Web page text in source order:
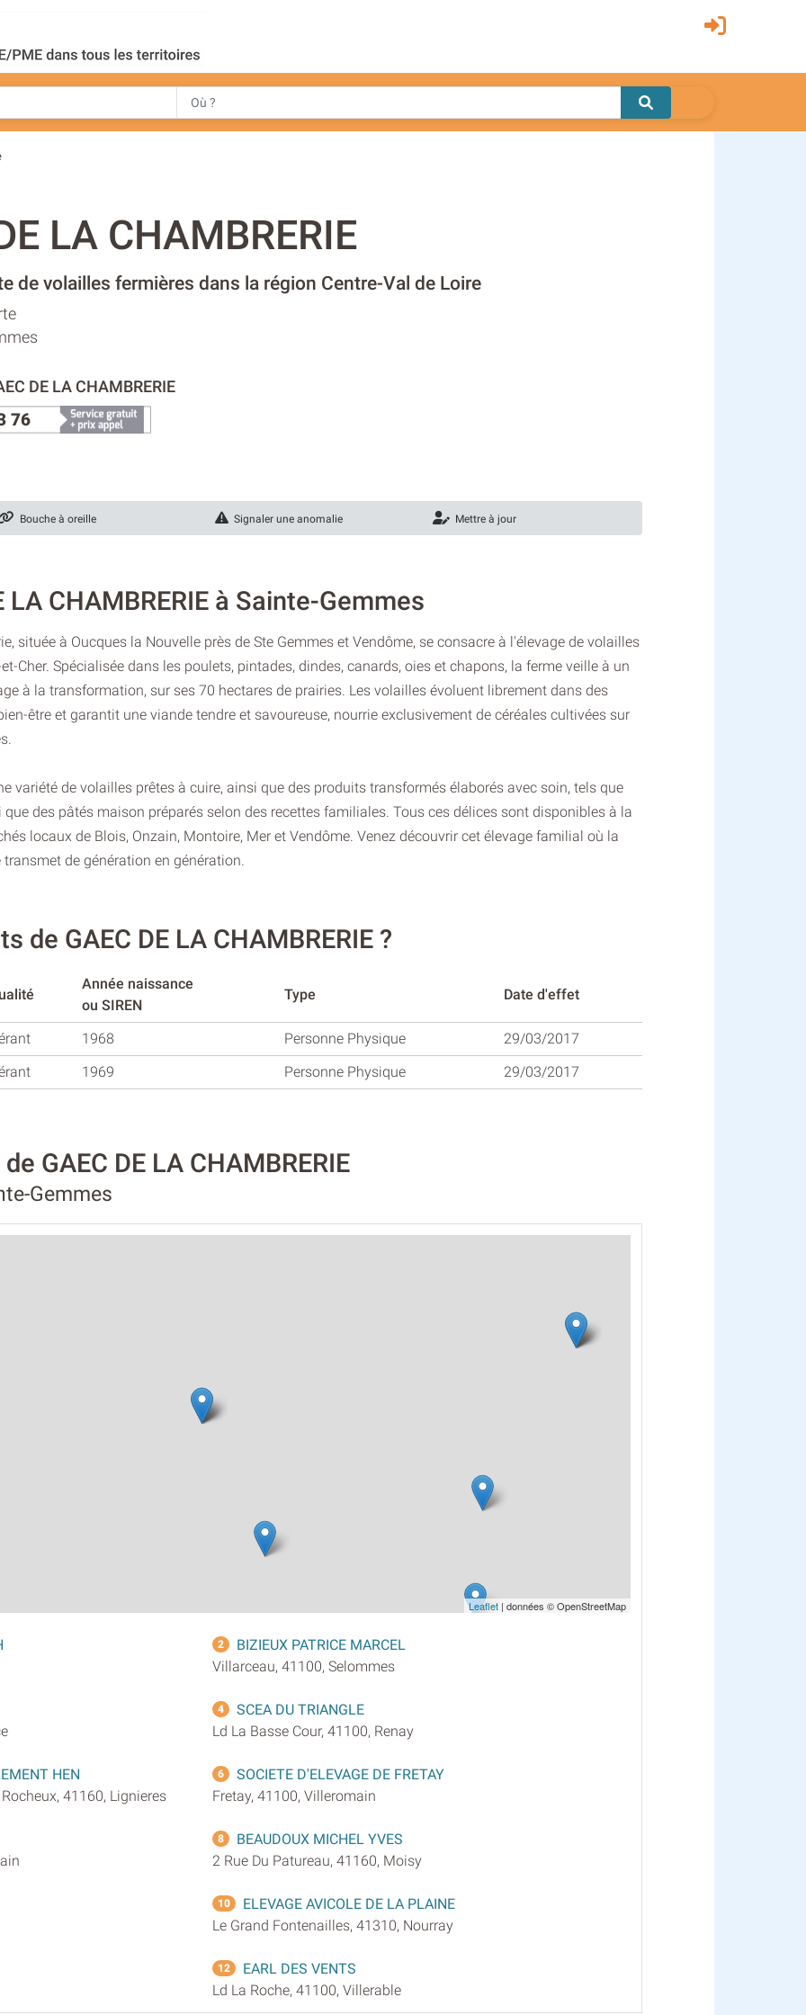
LA CHAMBRERIE
de volailles fermières dans la région Centre-Val de Loire
DE LA CHAMBRERIE
76
Bouche à oreille Signaler une anomalie Mettre à jour
LA CHAMBRERIE à Sainte-Gemmes
située à Oucques la Nouvelle près de Ste Gemmes et Vendôme, se consacre à l'élevage de volailles
Cher. Spécialisée dans les poulets, pintades, dindes, canards, oies et chapons, la ferme veille à un
à la transformation, sur ses 70 hectares de prairies. Les volailles évoluent librement dans des
être et garantit une viande tendre et savoureuse, nourrie exclusivement de céréales cultivées sur
variété de volailles prêtes à cuire, ainsi que des produits transformés élaborés avec soin, tels que
des pâtés maison préparés selon des recettes familiales. Tous ces délices sont disponibles à la
locaux de Blois, Onzain, Montoire, Mer et Vendôme. Venez découvrir cet élevage familial où la
de génération en génération.
de GAEC DE LA CHAMBRERIE ?
Année naissance
ou SIREN
Type Date d'effet
1968 Personne Physique
29/03/2017
1969 Personne Physique 29/03/2017
GAEC DE LA CHAMBRERIE
Gemmes
Leaflet | données © OpenStreetMap
2
BIZIEUX PATRICE MARCEL
Villarceau, 41100, Selommes
4
SCEA DU TRIANGLE
Ld La Basse Cour, 41100, Renay
HEN
41160, Lignieres
6
SOCIETE D'ELEVAGE DE FRETAY
Fretay, 41100, Villeromain
8
BEAUDOUX MICHEL YVES
2 Rue Du Patureau, 41160, Moisy
10
ELEVAGE AVICOLE DE LA PLAINE
Le Grand Fontenailles, 41310, Nourray
12
EARL DES VENTS
Ld La Roche, 41100, Villerable